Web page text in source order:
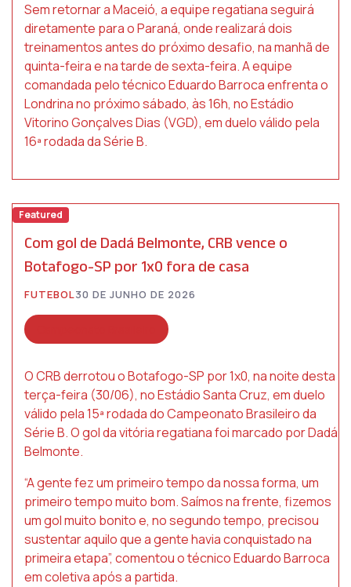
Sem retornar a Maceió, a equipe regatiana seguirá
diretamente para o Paraná, onde realizará dois
treinamentos antes do próximo desafio, na manhã de
quinta-feira e na tarde de sexta-feira. A equipe
comandada pelo técnico Eduardo Barroca enfrenta o
Londrina no próximo sábado, às 16h, no Estádio
Vitorino Gonçalves Dias (VGD), em duelo válido pela
16ª rodada da Série B.
Featured
Com gol de Dadá Belmonte, CRB vence o
Botafogo-SP por 1x0 fora de casa
FUTEBOL30 DE JUNHO DE 2026
O CRB derrotou o Botafogo-SP por 1x0, na noite desta
terça-feira (30/06), no Estádio Santa Cruz, em duelo
válido pela 15ª rodada do Campeonato Brasileiro da
Série B. O gol da vitória regatiana foi marcado por Dadá
Belmonte.
“A gente fez um primeiro tempo da nossa forma, um
primeiro tempo muito bom. Saímos na frente, fizemos
um gol muito bonito e, no segundo tempo, precisou
sustentar aquilo que a gente havia conquistado na
primeira etapa”, comentou o técnico Eduardo Barroca
em coletiva após a partida.